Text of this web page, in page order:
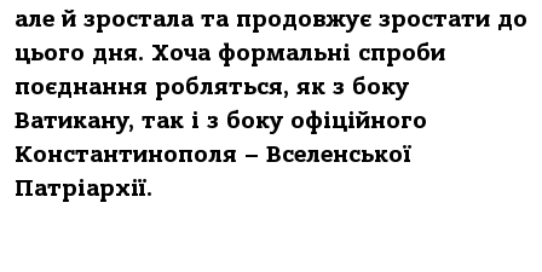
але й зростала та продовжує зростати до
цього дня. Хоча формальні спроби
поєднання робляться, як з боку
Ватикану, так і з боку офіційного
Константинополя – Вселенської
Патріархії.